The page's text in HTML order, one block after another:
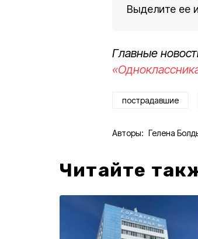
Выделите ее
Главные
пострадавшие
Авторы: Гелена
Читайте